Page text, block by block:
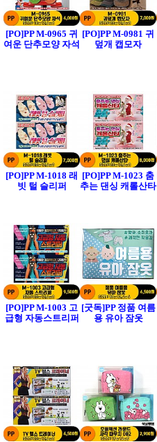
[PO]PP M-0965 귀
여운 단추모양 자석
[PO]PP M-0981 귀
덮개 캡모자
[PO]PP M-1018 래
빗 털 슬리퍼
[PO]PP M-1023 춤
추는 댄싱 캐롤산타
[PO]PP M-1003 고
급형 자동스트리퍼
[굿독]PP 정품 여름
용 유아 잠옷